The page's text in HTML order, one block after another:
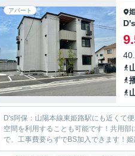
アパート
D's阿保：山陽本線東姫路駅にも近くて
空間を利用することも可能です！共用
で、工事費要らずでBS加入できます！